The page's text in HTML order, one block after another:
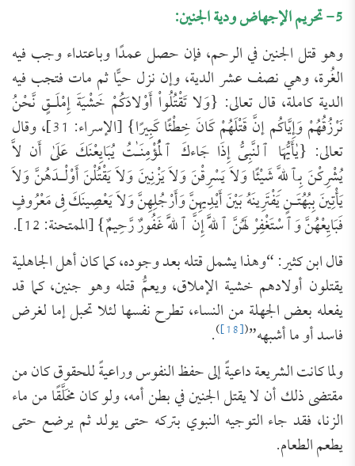
5- تحريم الإجهاض ودية الجنين:
وهو قتل الجنين في الرحم، فإن حصل عمدًا وباعتداء وجب فيه
الغُرة، وهي نصف عشر الدية، وإن نزل حيًّا ثم مات فتجب فيه
الدية كاملة، قال تعالى: {وَلا تَقْتُلُواْ أَوْلادَكُمْ خَشْيَةَ إِمْلَـقٍ نَّحْنُ
نَرْزُقُهُمْ وَإِيَّاكُم إنَّ قَتْلَهُمْ كَانَ خِطْئًا كَبِيرًا} [الإسراء: 31]، وقال
تعالى: {يٰأَيُّهَا ٱلنَّبِىُّ إِذَا جَاءكَ ٱلْمُؤْمِنَـٰتُ يُبَايِعْنَكَ عَلَىٰ أَن لاَّ
يُشْرِكْنَ بِٱللَّهِ شَيْئًا وَلاَ يَسْرِقْنَ وَلاَ يَزْنِينَ وَلاَ يَقْتُلْنَ أَوْلْـدَهُنَّ وَلاَ
يَأْتِينَ بِبُهُتَـنٍ يَفْتَرِينَهُ بَيْنَ أَيْدِيهِنَّ وَأَرْجُلِهِنَّ وَلاَ يَعْصِينَكَ فِى مَعْرُوفٍ
فَبَايِعْهُنَّ وَٱسْتَغْفِرْ لَهُنَّ ٱللَّهَ إِنَّ ٱللَّهَ غَفُورٌ رَّحِيمٌ} [الممتحنة: 12].
قال ابن كثير: “وهذا يشمل قتله بعد وجوده، كما كان ‌أهل ‌الجاهلية
‌يقتلون ‌أولادهم ‌خشية ‌الإملاق، ويعمُّ قتله وهو جنين، كما قد
يفعله بعض الجهلة من النساء، تطرح نفسها لئلا تحبل إما لغرض
فاسد أو ما أشبهه”(
[18]
)
.
ولما كانت الشريعة داعيةً إلى حفظ النفوس وراعيةً للحقوق كان من
مقتضى ذلك أن لا يقتل الجنين في بطن أمه، ولو كان مخَلَّقًا من ماء
الزنا، فقد جاء التوجيه النبوي بتركه حتى يولد ثم يرضع حتى
يطعم الطعام.